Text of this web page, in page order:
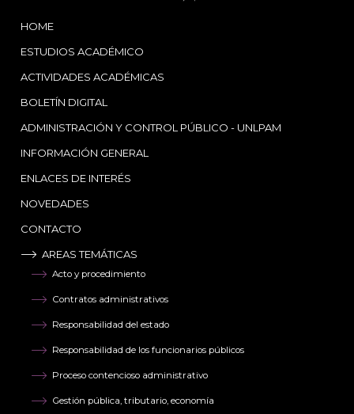
HOME
ESTUDIOS ACADÉMICO
ACTIVIDADES ACADÉMICAS
BOLETÍN DIGITAL
ADMINISTRACIÓN Y CONTROL PÚBLICO - UNLPAM
INFORMACIÓN GENERAL
ENLACES DE INTERÉS
NOVEDADES
CONTACTO
AREAS TEMÁTICAS
Acto y procedimiento
Contratos administrativos
Responsabilidad del estado
Responsabilidad de los funcionarios públicos
Proceso contencioso administrativo
Gestión pública, tributario, economía